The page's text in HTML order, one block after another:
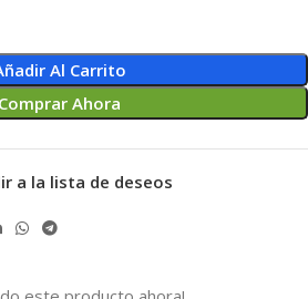
Al Carrito
Comprar Ahora
a la lista de deseos